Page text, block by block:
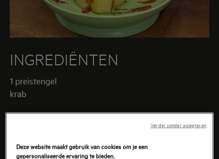
INGREDIËNTEN
1 preistengel
krab
BEREIDING
Deze website maakt gebruik van cookies om je een
gepersonaliseerde ervaring te bieden.
Verder zonder accepteren